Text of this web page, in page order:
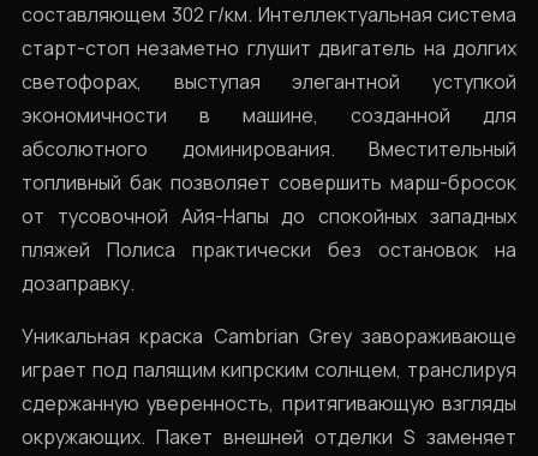
составляющем 302 г/км. Интеллектуальная система
старт-стоп незаметно глушит двигатель на долгих
светофорах, выступая элегантной уступкой
экономичности в машине, созданной для
абсолютного доминирования. Вместительный
топливный бак позволяет совершить марш-бросок
от тусовочной Айя-Напы до спокойных западных
пляжей Полиса практически без остановок на
дозаправку.
Уникальная краска Cambrian Grey завораживающе
играет под палящим кипрским солнцем, транслируя
сдержанную уверенность, притягивающую взгляды
окружающих. Пакет внешней отделки S заменяет